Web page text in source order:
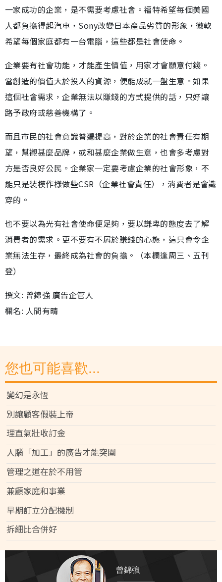
一家成功的企業，是不需要考慮社會。福特希望每個美國
人都負擔得起汽車，Sony改變日本產品劣質的形象，微軟
希望每個家庭都有一台電腦，這些都是社會使命。
企業要有社會功能，才能產生價值，用家才會願意付錢。
當創造的價值大於投入的資源，便能成就一盤生意。如果
這個社會需求，企業無法以賺錢的方式提供的話，只好讓
路予政府或慈善機構了。
而且市民的社會意識普遍提高，對於企業的社會責任有期
望，幫襯甚麼品牌，或和甚麼企業做生意，也會多考慮對
方是否良好公民。企業家一定要考慮企業的社會形象，不
能只是裝模作樣做些CSR（企業社會責任），消費者是會識
穿的。
也不要以為光有社會使命便足夠，要以謙卑的態度去了解
消費者的需求。更不要有不屑於賺錢的心態，這只會令企
業無法生存，最終成為社會的負擔。（本欄逢周三、五刊
登）
撰文: 曾錦強 廣告企管人
欄名: 人間有晴
您也可能喜歡...
變幻是永恆
別讓顧客假裝上帝
理直氣壯收訂金
人腦「加工」的廣告才能突圍
管理之道在於不用管
兼顧家庭和事業
早期訂立分配機制
拆細比合併好
曾錦強